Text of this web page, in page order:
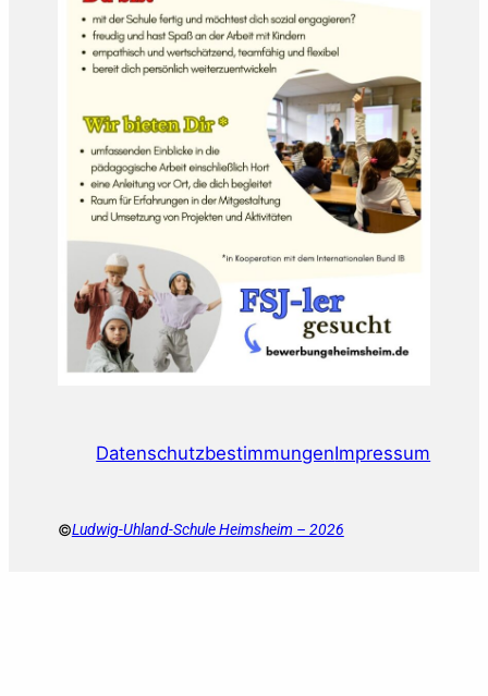
DatenschutzbestimmungenImpressum
©Ludwig-Uhland-Schule Heimsheim – 2026